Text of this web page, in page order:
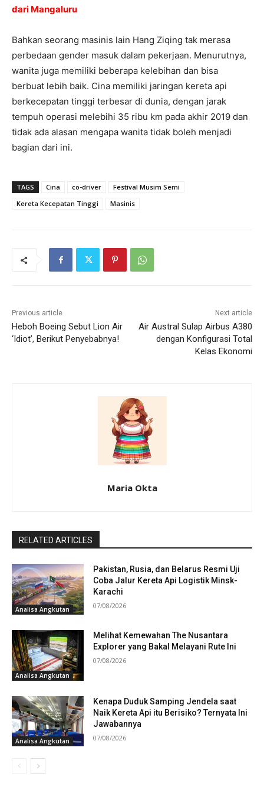
dari Mangaluru
Bahkan seorang masinis lain Hang Ziqing tak merasa
perbedaan gender masuk dalam pekerjaan. Menurutnya,
wanita juga memiliki beberapa kelebihan dan bisa
berbuat lebih baik. Cina memiliki jaringan kereta api
berkecepatan tinggi terbesar di dunia, dengan jarak
tempuh operasi melebihi 35 ribu km pada akhir 2019 dan
tidak ada alasan mengapa wanita tidak boleh menjadi
bagian dari ini.
TAGS Cina co-driver
Festival Musim Semi
Kereta Kecepatan Tinggi
Masinis
Previous article
Heboh Boeing Sebut Lion Air
‘Idiot’, Berikut Penyebabnya!
Next article
Air Austral Sulap Airbus A380
dengan Konfigurasi Total
Kelas Ekonomi
Maria Okta
RELATED ARTICLES
Analisa Angkutan
Pakistan, Rusia, dan Belarus Resmi Uji
Coba Jalur Kereta Api Logistik Minsk-
Karachi
07/08/2026
Analisa Angkutan
Melihat Kemewahan The Nusantara
Explorer yang Bakal Melayani Rute Ini
07/08/2026
Analisa Angkutan
Kenapa Duduk Samping Jendela saat
Naik Kereta Api itu Berisiko? Ternyata Ini
Jawabannya
07/08/2026